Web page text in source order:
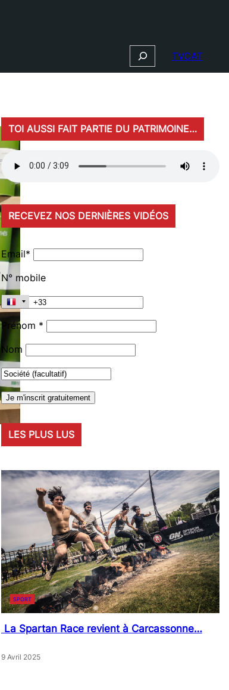
Search TVCAT
TOI AUSSI FAIT PARTIE DU PATRIMOINE…
RECEVEZ NOS DERNIÈRES VIDÉOS
Email*
N° mobile
Prénom *
Nom
LES PLUS LUS
SPORT
La Spartan Race revient à Carcassonne…
9 Avril 2025